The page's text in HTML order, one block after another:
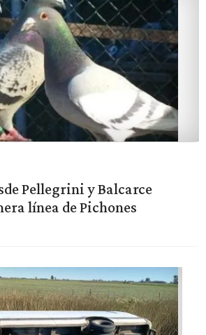
Pellegrini y Balcarce
línea de Pichones